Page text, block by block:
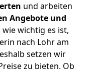
und arbeiten
Angebote und
wichtig es ist,
nach Lohr am
setzen wir
zu bieten. Ob